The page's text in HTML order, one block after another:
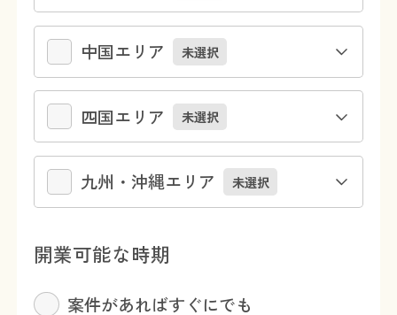
中国エリア 未選択
四国エリア 未選択
九州・沖縄エリア 未選択
開業可能な時期
案件があればすぐにでも